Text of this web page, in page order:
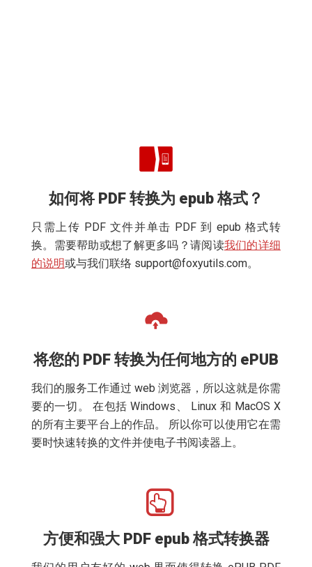
如何将 PDF 转换为 epub 格式？
只需上传 PDF 文件并单击 PDF 到 epub 格式转
换。需要帮助或想了解更多吗？请阅读我们的详细
的说明或与我们联络 support@foxyutils.com。
将您的 PDF 转换为任何地方的 ePUB
我们的服务工作通过 web 浏览器，所以这就是你需
要的一切。 在包括 Windows、 Linux 和 MacOS X
的所有主要平台上的作品。 所以你可以使用它在需
要时快速转换的文件并使电子书阅读器上。
方便和强大 PDF epub 格式转换器